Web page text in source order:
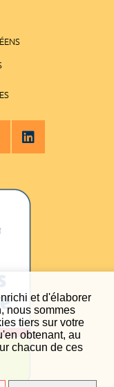
et d'élaborer
nous sommes
tiers sur votre
obtenant, au
chacun de ces